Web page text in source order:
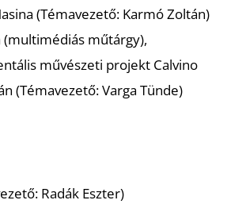
(Témavezető: Karmó Zoltán)
műtárgy),
művészeti projekt Calvino
(Témavezető: Varga Tünde)
Radák Eszter)